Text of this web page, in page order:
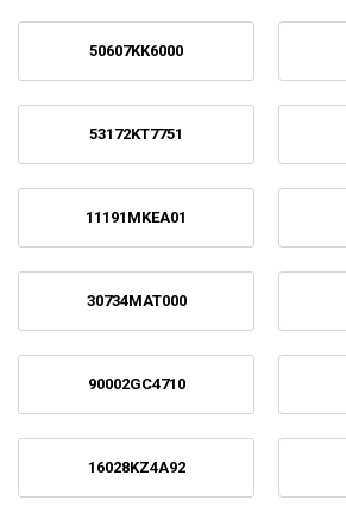
50607KK6000
53172KT7751
11191MKEA01
30734MAT000
90002GC4710
16028KZ4A92